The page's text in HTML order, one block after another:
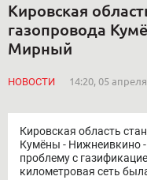
Кировская
газопровода
Мирный
НОВОСТИ 14:20, 05
Кировская область
Кумёны - Нижнеивкино
проблему с
километровая сеть